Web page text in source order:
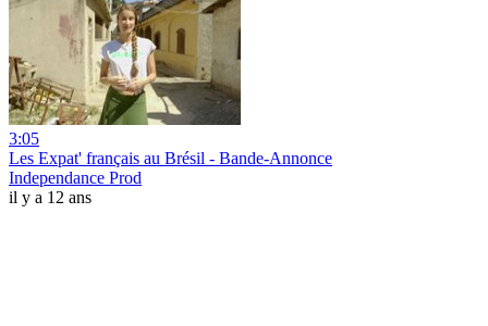
3:05
Les Expat' français au Brésil - Bande-Annonce
Independance Prod
il y a 12 ans